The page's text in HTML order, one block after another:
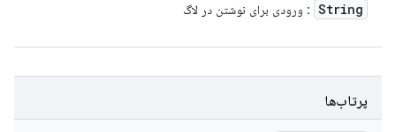
String : ورودی برای نوشتن در لاگ
پرتاب‌ها